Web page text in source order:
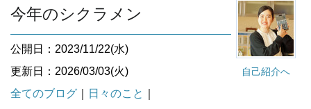
自己紹介へ
今年のシクラメン
公開日：2023/11/22(水)
更新日：2026/03/03(火)
全てのブログ
日々のこと